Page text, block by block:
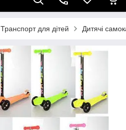
Транспорт для дітей Дитячі